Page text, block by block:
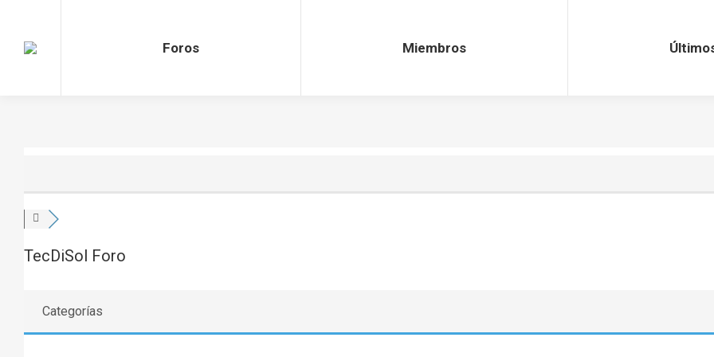
Foros Miembros
TecDiSol Foro
Categorías